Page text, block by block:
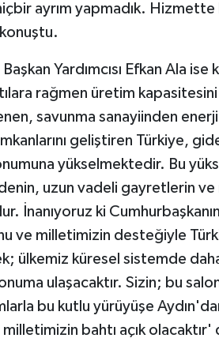
ayrım yapmadık.
Yardımcısı Efkan Ala
rağmen üretim
savunma sanayiinden
geliştiren Türkiye,
yükselmektedir. Bu
uzun vadeli gayretlerin ve
İnanıyoruz ki
ve milletimizin desteğiyle
ülkemiz küresel sistemde
ulaşacaktır. Sizin; bu
bu kutlu yürüyüşe
bahtı açık